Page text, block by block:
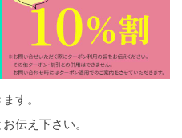
す。
伝え下さい。